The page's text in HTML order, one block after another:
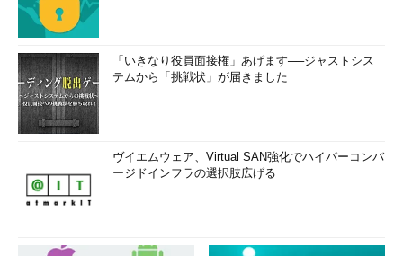
「いきなり役員面接権」あげます──ジャストシス
テムから「挑戦状」が届きました
ヴイエムウェア、Virtual SAN強化でハイパーコンバ
ージドインフラの選択肢広げる